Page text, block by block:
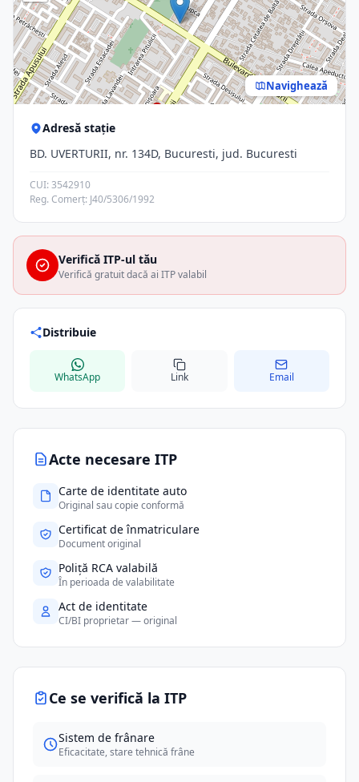
Acte necesare ITP
Carte de identitate auto
Original sau copie conformă
Certificat de înmatriculare
Document original
Poliță RCA valabilă
În perioada de valabilitate
Act de identitate
CI/BI proprietar — original
Ce se verifică la ITP
Sistem de frânare
Eficacitate, stare tehnică frâne
Navighează
Adresă stație
BD. UVERTURII, nr. 134D, Bucuresti, jud. Bucuresti
CUI: 3542910
Reg. Comerț: J40/5306/1992
Verifică ITP-ul tău
Verifică gratuit dacă ai ITP valabil
Distribuie
WhatsApp Link Email